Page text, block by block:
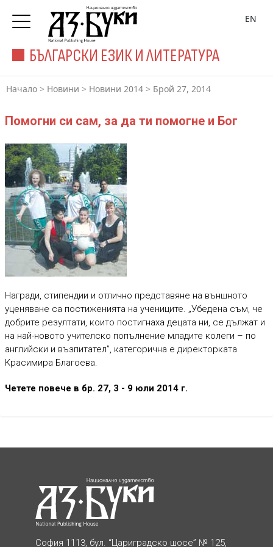
БЪЛГАРСКИ ЕЗИК И ЛИТЕРАТУРА
EN
Начало > Новини > Новини 2014 > Брой 27, 2014
Помогни си сам, за да ти помогне и Бог
Награди, стипендии и отлично представяне на външното
уценяване са постиженията на учениците. „Убедена съм, че
добрите резултати, които постигнаха децата ни, се дължат и
на най-новото учителско попълнение младите колеги – по
английски и възпитател”, категорична е директорката
Красимира Благоева.
Четете повече в бр. 27, 3 - 9 юли 2014 г.
София 1113, бул. “Цариградско шосе” № 125,